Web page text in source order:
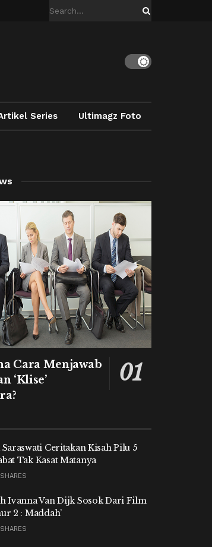
Series Ultimagz Foto
Cara Menjawab
‘Klise’
Saraswati Ceritakan Kisah Pilu 5
Tak Kasat Matanya
Ivanna Van Dijk Sosok Dari Film
2 : Maddah’